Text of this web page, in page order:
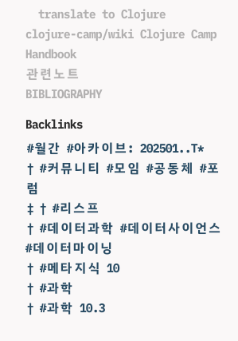
translate to Clojure
clojure-camp/wiki Clojure Camp
Handbook
관련노트
BIBLIOGRAPHY
Backlinks
#월간 #아카이브: 202501..T*
† #커뮤니티 #모임 #공동체 #포
럼
‡ † #리스프
† #데이터과학 #데이터사이언스
#데이터마이닝
† #메타지식 10
† #과학
† #과학 10.3